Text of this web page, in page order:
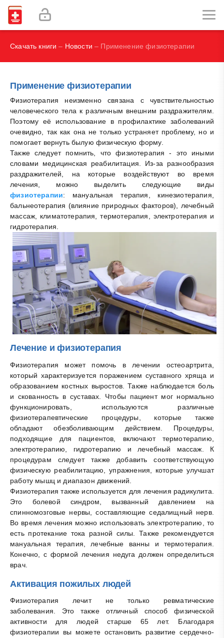
И.В., Брегель Л.В., Субботин В.М.
Фокин В. А.
Скачать книги – Новости – Применение физиотерапии
Применение физиотерапии
Физиотерапия неизменно связана с чувствительностью
человеческого тела к различным внешним раздражителям.
Поэтому её использование в профилактике заболеваний
очевидно, так как она не только устраняет проблему, но и
помогает вернуть былую физическую форму.
Также следует помнить, что физиотерапия - это иными
словами медицинская реабилитация. Из-за разнообразия
раздражителей, на которые воздействуют во время
лечения, можно выделить следующие виды
физиотерапии: мануальная терапия, кинезиотерапия,
бальнеотерапия (влияние природных факторов), лечебный
массаж, климатотерапия, термотерапия, электротерапия и
гидротерапия.
Лечение и физиотерапия
Физиотерапия может помочь в лечении остеоартрита,
который характеризуется поражением суставного хряща и
образованием костных выростов. Также наблюдается боль
и скованность в суставах. Чтобы пациент мог нормально
функционировать, используются различные
физиотерапевтические процедуры, которые также
обладают обезболивающим действием. Процедуры,
подходящие для пациентов, включают термотерапию,
электротерапию, гидротерапию и лечебный массаж. К
процедурам следует также добавить соответствующую
физическую реабилитацию, упражнения, которые улучшат
работу мышц и диапазон движений.
Физиотерапия также используется для лечения радикулита.
Это болевой синдром, вызванный давлением на
спинномозговые нервы, составляющие седалищный нерв.
Во время лечения можно использовать электротерапию, то
есть протекание тока разной силы. Также рекомендуется
мануальная терапия, лечебные ванны и термотерапия.
Конечно, с формой лечения недуга должен определиться
врач.
Активация пожилых людей
Физиотерапия лечит не только ревматические
заболевания. Это также отличный способ физической
активности для людей старше 65 лет. Благодаря
физиотерапии вы можете остановить развитие сердечно-